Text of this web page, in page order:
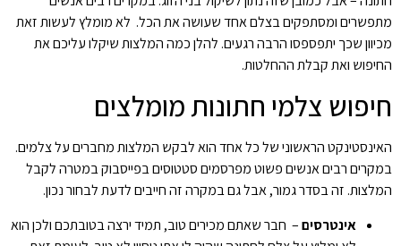
מתפשרים ומסתפקים בצלם אחד שעושה את הכל. לא מומלץ לעשות זאת
מכיוון שכך יתפספסו הרבה רגעים. להלן כמה המלצות שיקלו עליכם את
החיפוש ואת קבלת ההחלטות.
חיפוש צלמי חתונות מומלצים
האינסטינקט הראשוני של כל אחד הוא לבקש המלצות מחברים על צלמים.
במקרים רבים אנשים פשוט מפרסמים סטטוסים בפייסבוק במטרה לקבל
המלצות. זה בסדר גמור, אבל גם במקרה זה חייבים לדעת לבחור נכון.
אינטרסים– חבר שאתם מכירים טוב, תמיד ירצה בטובתכם ולכן הוא